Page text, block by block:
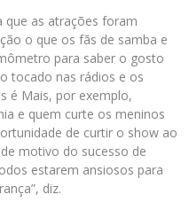
que as atrações foram
o que os fãs de samba e
para saber o gosto
tocado nas rádios e os
é Mais, por exemplo,
e quem curte os meninos
de curtir o show ao
motivo do sucesso de
estarem ansiosos para
diz.